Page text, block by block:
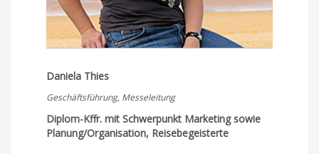
Daniela Thies
Geschäftsführung, Messeleitung
Diplom-Kffr. mit Schwerpunkt Marketing sowie
Planung/Organisation, Reisebegeisterte